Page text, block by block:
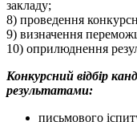
закладу;
8) проведення
9) визначення
10) оприлюднення
Конкурсний відбір
результатами:
письмового